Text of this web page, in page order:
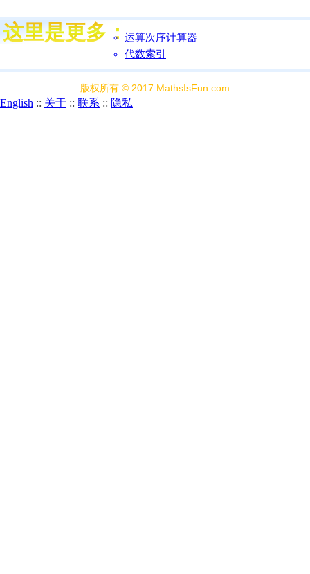
运算次序计算器
代数索引
版权所有 © 2017 MathsIsFun.com
English :: 关于 :: 联系 :: 隐私